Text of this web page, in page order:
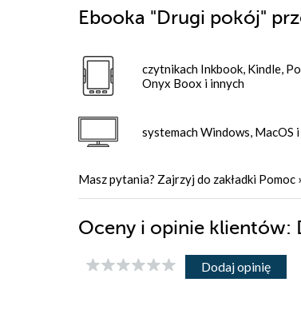
Ebooka "Drugi pokój"
czytnikach Inkbook, Kindle,
Onyx Boox i innych
systemach Windows, MacOS
Masz pytania? Zajrzyj do zakładki Pomoc
Oceny i opinie klientów:
Dodaj opinię